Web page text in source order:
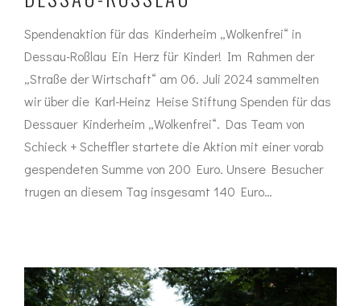
Spendenaktion für das Kinderheim „Wolkenfrei“ in
Dessau-Roßlau Ein Herz für Kinder! Im Rahmen der
„Straße der Wirtschaft“ am 06. Juli 2024 sammelten
wir über die Karl-Heinz Heise Stiftung Spenden für das
Dessauer Kinderheim „Wolkenfrei“. Das Team von
Schieck + Scheffler startete die Aktion mit einer vorab
gespendeten Summe von 200 Euro. Unsere Besucher
trugen an diesem Tag insgesamt 140 Euro…